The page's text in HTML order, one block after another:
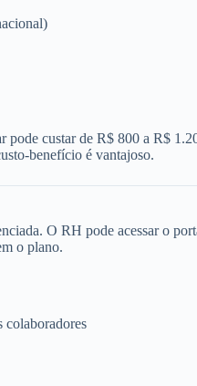
pode custar de R$ 800 a R$
benefício é vantajoso.
O RH pode acessar o
o plano.
colaboradores